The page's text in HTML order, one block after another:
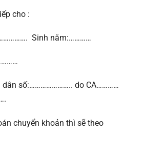
cho :
Sinh năm:…………
dân số:………………….. do CA…………
chuyển khoản thì sẽ theo